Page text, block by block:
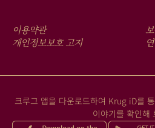
FOOTER
MENU
이용약관
개인정보보호 고지
크루그 앱을 다운로드하여 Krug iD를
이야기를 확인